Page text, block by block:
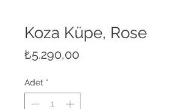
Koza Küpe, Rose
₺5.290,00
Adet *